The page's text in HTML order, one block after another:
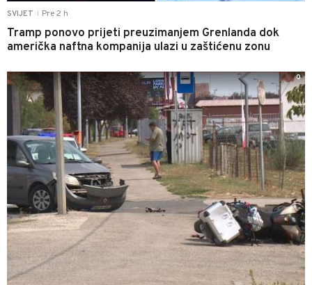
SVIJET Pre 2 h
Tramp ponovo prijeti preuzimanjem Grenlanda dok
američka naftna kompanija ulazi u zaštićenu zonu
0